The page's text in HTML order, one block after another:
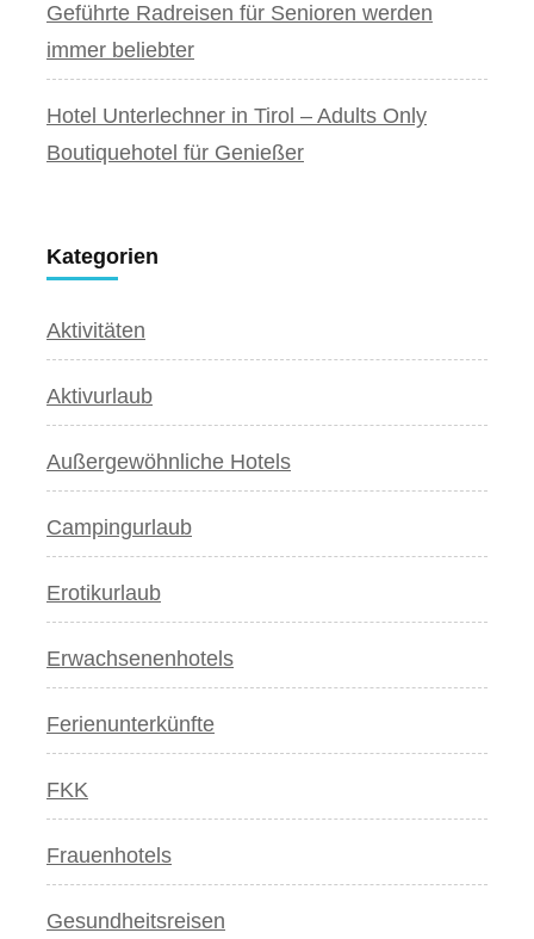
Geführte Radreisen für Senioren werden
immer beliebter
Hotel Unterlechner in Tirol – Adults Only
Boutiquehotel für Genießer
Kategorien
Aktivitäten
Aktivurlaub
Außergewöhnliche Hotels
Campingurlaub
Erotikurlaub
Erwachsenenhotels
Ferienunterkünfte
FKK
Frauenhotels
Gesundheitsreisen